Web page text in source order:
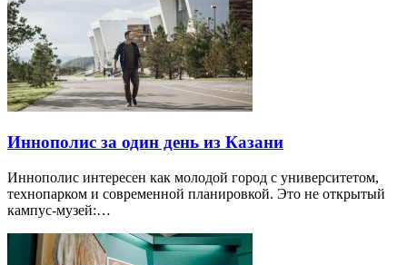
Иннополис за один день из Казани
Иннополис интересен как молодой город с университетом,
технопарком и современной планировкой. Это не открытый
кампус-музей:…